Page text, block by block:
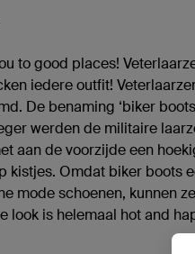
to good places!
iedere outfit!
De benaming ‘biker
werden de militaire
aan de voorzijde een
kistjes. Omdat biker boots
mode schoenen, kunnen
look is helemaal hot and